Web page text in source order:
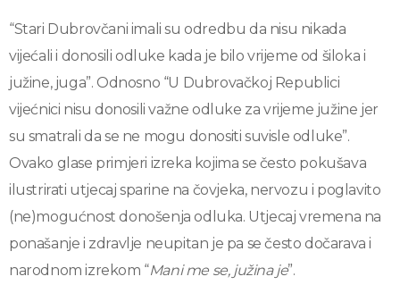
“Stari Dubrovčani imali su odredbu da nisu nikada
vijećali i donosili odluke kada je bilo vrijeme od šiloka i
južine, juga”. Odnosno “U Dubrovačkoj Republici
vijećnici nisu donosili važne odluke za vrijeme južine jer
su smatrali da se ne mogu donositi suvisle odluke”.
Ovako glase primjeri izreka kojima se često pokušava
ilustrirati utjecaj sparine na čovjeka, nervozu i poglavito
(ne)mogućnost donošenja odluka. Utjecaj vremena na
ponašanje i zdravlje neupitan je pa se često dočarava i
narodnom izrekom “Mani me se, južina je”.